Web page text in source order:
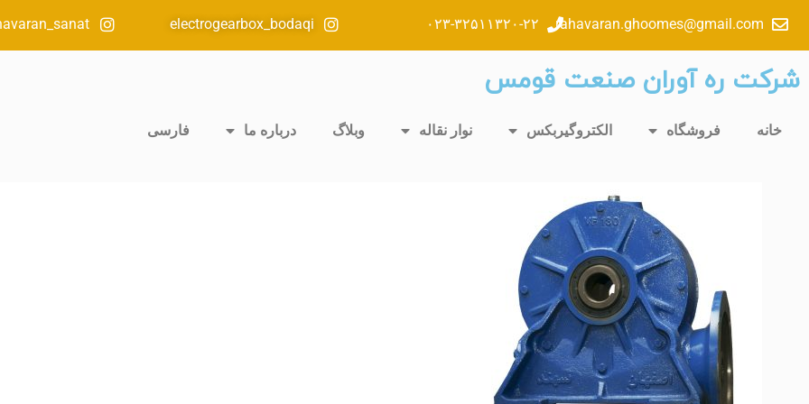
rahavaran.ghoomes@gmail.com ۰۲۳-۳۲۵۱۱۳۲۰-۲۲ electrogearbox_bodaqi
شرکت ره آوران صنعت قومس
خانه فروشگاه الکتروگیربکس نوار نقاله وبلاگ درباره ما فارسی